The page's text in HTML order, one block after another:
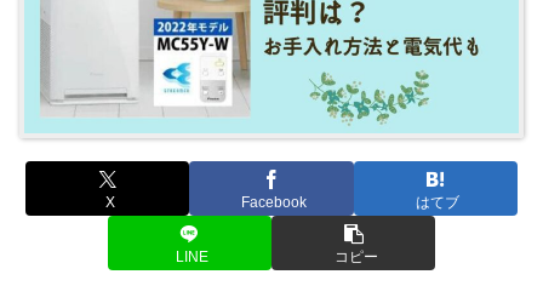
X Facebook はてブ
LINE コピー